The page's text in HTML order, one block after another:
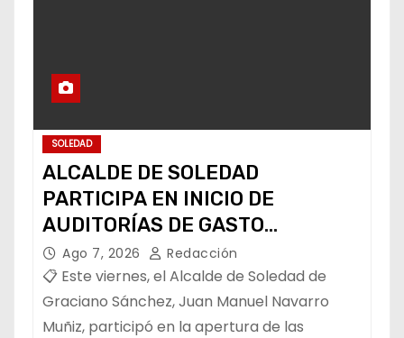
SOLEDAD
ALCALDE DE SOLEDAD
PARTICIPA EN INICIO DE
AUDITORÍAS DE GASTO
FEDERALIZADO 📝
Ago 7, 2026 Redacción
📋 Este viernes, el Alcalde de Soledad de
Graciano Sánchez, Juan Manuel Navarro
Muñiz, participó en la apertura de las